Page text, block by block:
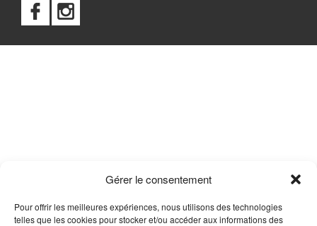
Gérer le consentement
Pour offrir les meilleures expériences, nous utilisons des technologies
telles que les cookies pour stocker et/ou accéder aux informations des